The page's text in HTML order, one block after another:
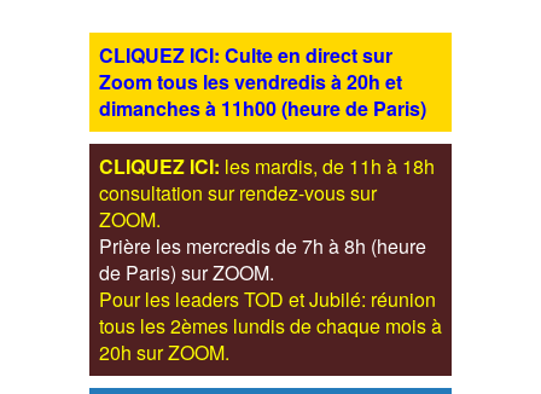
CLIQUEZ ICI: Culte en direct sur
Zoom tous les vendredis à 20h et
dimanches à 11h00 (heure de Paris)
CLIQUEZ ICI: les mardis, de 11h à 18h
consultation sur rendez-vous sur
ZOOM.
Prière les mercredis de 7h à 8h (heure
de Paris) sur ZOOM.
Pour les leaders TOD et Jubilé: réunion
tous les 2èmes lundis de chaque mois à
20h sur ZOOM.